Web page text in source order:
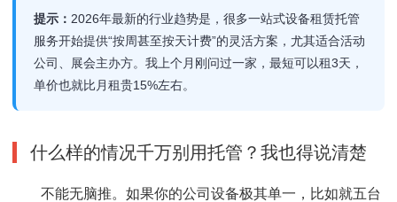
提示： 2026年最新的行业趋势是，很多一站式设备租赁托管
服务开始提供“按周甚至按天计费”的灵活方案，尤其适合活动
公司、展会主办方。我上个月刚问过一家，最短可以租3天，
单价也就比月租贵15%左右。
什么样的情况千万别用托管？我也得说清楚
不能无脑推。如果你的公司设备极其单一，比如就五台